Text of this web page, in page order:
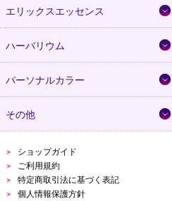
エリックスエッセンス
ハーバリウム
パーソナルカラー
その他
ショップガイド
ご利用規約
特定商取引法に基づく表記
個人情報保護方針